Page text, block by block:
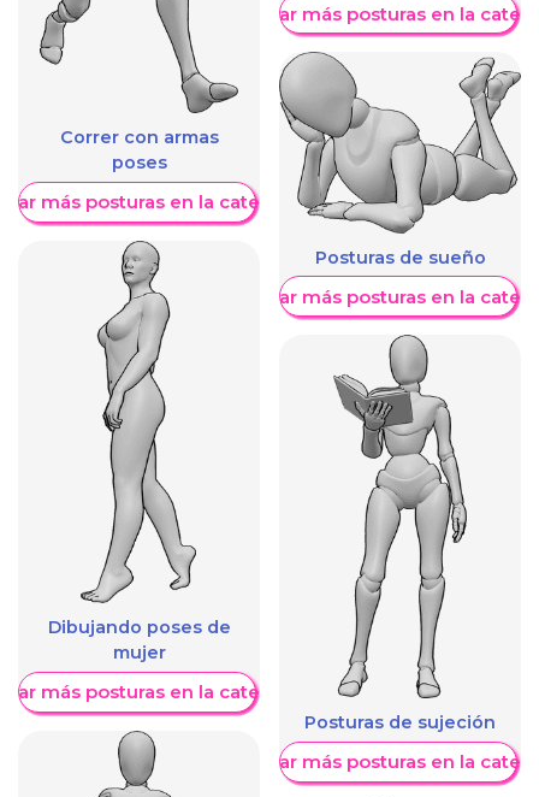
Correr con armas
poses
más posturas en la categoría
Dibujando poses de
mujer
más posturas en la categoría
Mostrar más posturas en la
Posturas de sueño
Mostrar más posturas en la
Posturas de sujeción
Mostrar más posturas en la